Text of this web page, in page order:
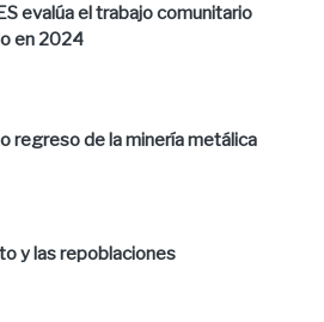
evalúa el trabajo comunitario
en 2024
regreso de la minería metálica
y las repoblaciones